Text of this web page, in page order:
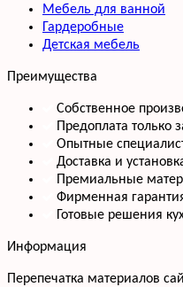
Мебель для ванной
Гардеробные
Детская мебель
Преимущества
Собственное
Предоплата только
Опытные
Доставка и
Премиальные
Фирменная
Готовые решения
Информация
Перепечатка материалов